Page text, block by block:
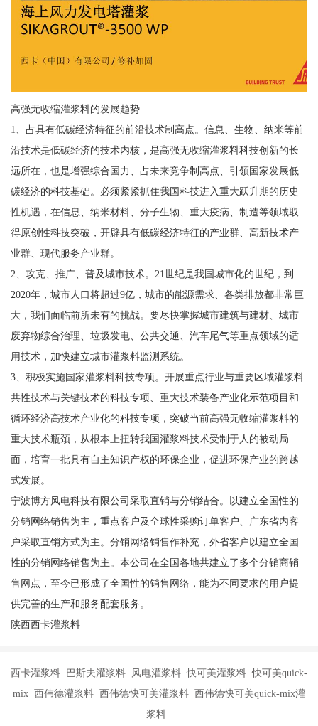
高强无收缩灌浆料的发展趋势
1、占具有低碳经济特征的前沿技术制高点。信息、生物、纳米等前
沿技术是低碳经济的技术内核，是高强无收缩灌浆料科技创新的长
远所在，也是增强综合国力、占未来竞争制高点、引领国家发展低
碳经济的科技基础。必须紧紧抓住我国科技进入重大跃升期的历史
性机遇，在信息、纳米材料、分子生物、重大疫病、制造等领域取
得原创性科技突破，开辟具有低碳经济特征的产业群、高新技术产
业群、现代服务产业群。
2、攻克、推广、普及城市技术。21世纪是我国城市化的世纪，到
2020年，城市人口将超过9亿，城市的能源需求、各类排放都非常巨
大，我们面临前所未有的挑战。要尽快掌握城市建筑与建材、城市
废弃物综合治理、垃圾发电、公共交通、汽车尾气等重点领域的适
用技术，加快建立城市灌浆料监测系统。
3、积极实施国家灌浆料科技专项。开展重点行业与重要区域灌浆料
共性技术与关键技术的科技专项、重大技术装备产业化示范项目和
循环经济高技术产业化的科技专项，突破当前高强无收缩灌浆料的
重大技术瓶颈，从根本上扭转我国灌浆料技术受制于人的被动局
面，培育一批具有自主知识产权的环保企业，促进环保产业的跨越
式发展。
宁波博方风电科技有限公司采取直销与分销结合。以建立全国性的
分销网络销售为主，重点客户及全球性采购订单客户、广东省内客
户采取直销方式为主。分销网络销售作补充，外省客户以建立全国
性的分销网络销售为主。本公司在全国各地共建立了多个分销商销
售网点，至今已形成了全国性的销售网络，能为不同要求的用户提
供完善的生产和服务配套服务。
陕西西卡灌浆料
西卡灌浆料 巴斯夫灌浆料 风电灌浆料 快可美灌浆料 快可美quick-
mix 西伟德灌浆料 西伟德快可美灌浆料 西伟德快可美quick-mix灌
浆料